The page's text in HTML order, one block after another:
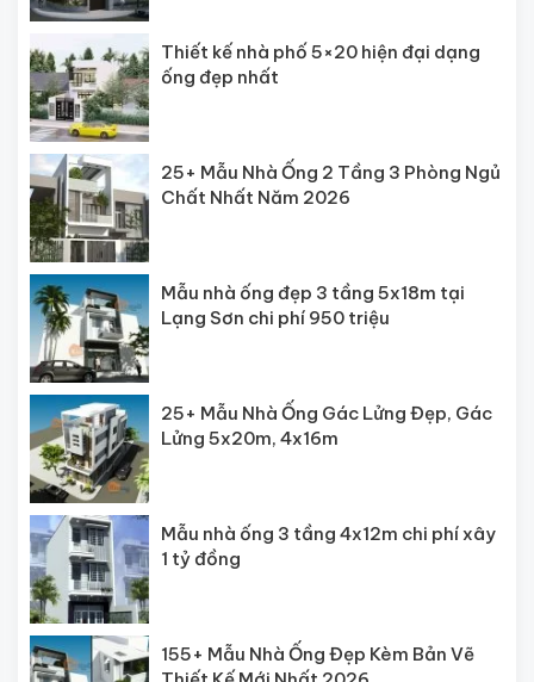
Thiết kế nhà phố 5×20 hiện đại dạng
ống đẹp nhất
25+ Mẫu Nhà Ống 2 Tầng 3 Phòng Ngủ
Chất Nhất Năm 2026
Mẫu nhà ống đẹp 3 tầng 5x18m tại
Lạng Sơn chi phí 950 triệu
25+ Mẫu Nhà Ống Gác Lửng Đẹp, Gác
Lửng 5x20m, 4x16m
Mẫu nhà ống 3 tầng 4x12m chi phí xây
1 tỷ đồng
155+ Mẫu Nhà Ống Đẹp Kèm Bản Vẽ